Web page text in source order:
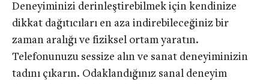
Deneyiminizi derinleştirebilmek için kendinize
dikkat dağıtıcıları en aza indirebileceğiniz bir
zaman aralığı ve fiziksel ortam yaratın.
Telefonunuzu sessize alın ve sanat deneyiminizin
tadını çıkarın. Odaklandığınız sanal deneyim